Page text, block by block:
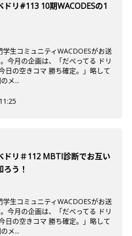
ドリ#113 10期WACODESの1
学生コミュニティWACDOESがお送
今月の企画は、「だべってる ドリ
日の空きコマ 勝ち確定。」略して
メ...
ドリ＃112 MBTI診断でお互い
ろう！
学生コミュニティWACDOESがお送
今月の企画は、「だべってる ドリ
日の空きコマ 勝ち確定。」略して
メ...